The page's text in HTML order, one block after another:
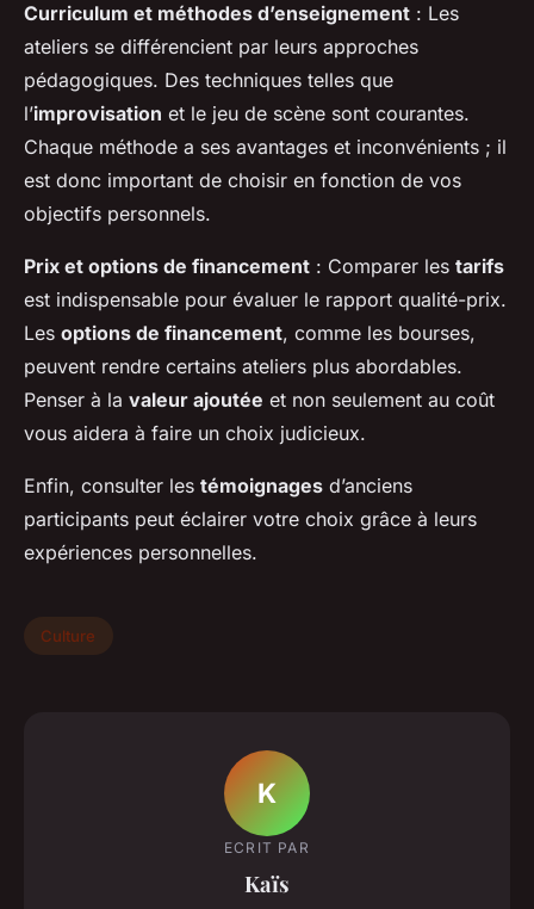
Curriculum et méthodes d’enseignement : Les
ateliers se différencient par leurs approches
pédagogiques. Des techniques telles que
l’improvisation et le jeu de scène sont courantes.
Chaque méthode a ses avantages et inconvénients ; il
est donc important de choisir en fonction de vos
objectifs personnels.
Prix et options de financement : Comparer les tarifs
est indispensable pour évaluer le rapport qualité-prix.
Les options de financement, comme les bourses,
peuvent rendre certains ateliers plus abordables.
Penser à la valeur ajoutée et non seulement au coût
vous aidera à faire un choix judicieux.
Enfin, consulter les témoignages d’anciens
participants peut éclairer votre choix grâce à leurs
expériences personnelles.
Culture
K
ECRIT PAR
Kaïs